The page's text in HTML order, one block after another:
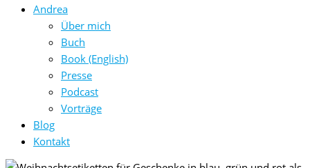
Andrea
Über mich
Buch
Book (English)
Presse
Podcast
Vorträge
Blog
Kontakt